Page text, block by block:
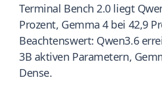
Terminal Bench 2.0 liegt
Prozent, Gemma 4 bei 42,9
Beachtenswert: Qwen3.6
3B aktiven Parametern,
Dense.